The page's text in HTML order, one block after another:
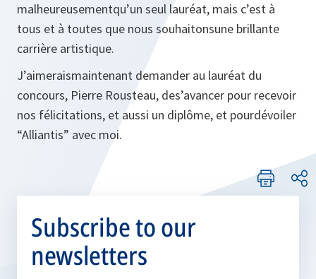
malheureusementqu’un seul lauréat, mais c’est à
tous et à toutes que nous souhaitonsune brillante
carrière artistique.
J’aimeraismaintenant demander au lauréat du
concours, Pierre Rousteau, des’avancer pour recevoir
nos félicitations, et aussi un diplôme, et pourdévoiler
“Alliantis” avec moi.
Subscribe to our
newsletters